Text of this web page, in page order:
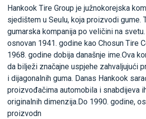
Hankook Tire Group je južnokorejska
sjedištem u Seulu, koja proizvodi gume.
gumarska kompanija po veličini na
osnovan 1941. godine kao Chosun Tire
1968. godine dobija današnje ime.Ova
da bilježi značajne uspjehe zahvaljujući
i dijagonalnih guma. Danas Hankook
proizvođačima automobila i snabdijeva
originalnih dimenzija.Do 1990. godine,
proizvodn